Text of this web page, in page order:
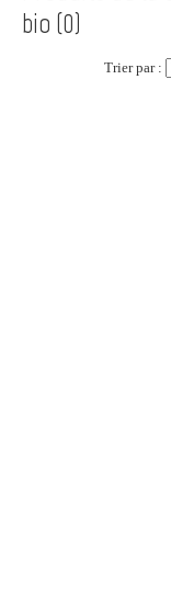
bio (0)
Trier par :